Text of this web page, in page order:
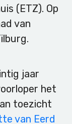
(ETZ). Op
van
jaar
het
toezicht
van Eerd